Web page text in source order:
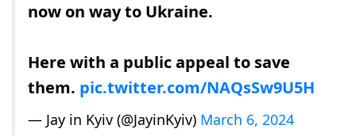
now on way to Ukraine.
Here with a public appeal to save
them. pic.twitter.com/NAQsSw9U5H
— Jay in Kyiv (@JayinKyiv) March 6, 2024